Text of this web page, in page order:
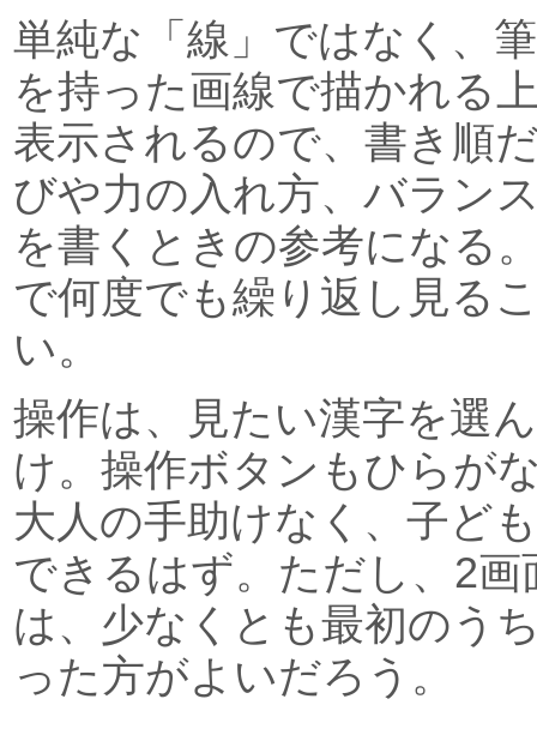
単純な「線」ではなく、
を持った画線で描かれる
表示されるので、書き順
びや力の入れ方、バラン
を書くときの参考になる
で何度でも繰り返し見る
い。
操作は、見たい漢字を選
け。操作ボタンもひらが
大人の手助けなく、子ど
できるはず。ただし、2画
は、少なくとも最初のう
った方がよいだろう。